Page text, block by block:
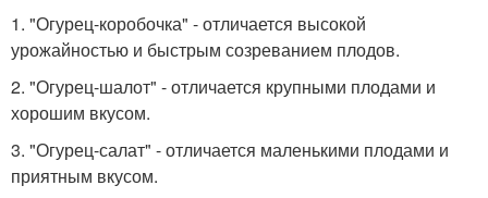
1. "Огурец-коробочка" - отличается высокой
урожайностью и быстрым созреванием плодов.
2. "Огурец-шалот" - отличается крупными плодами и
хорошим вкусом.
3. "Огурец-салат" - отличается маленькими плодами и
приятным вкусом.